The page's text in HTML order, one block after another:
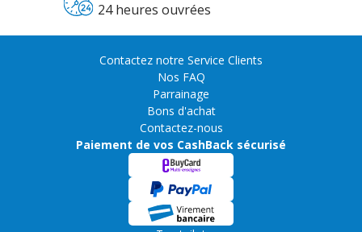
24 heures ouvrées
Contactez notre Service Clients
Nos FAQ
Parrainage
Bons d'achat
Contactez-nous
Paiement de vos CashBack sécurisé